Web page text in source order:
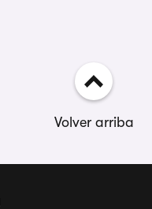
Volver arriba